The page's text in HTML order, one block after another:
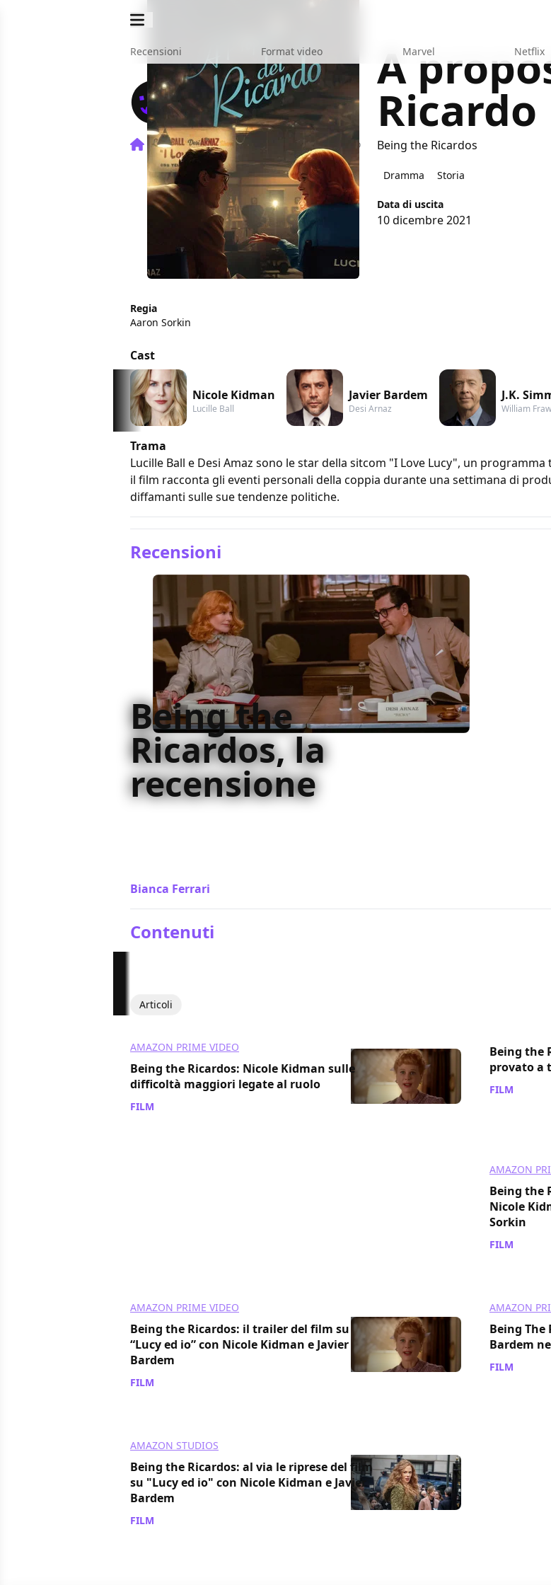
Recensioni Format video Marvel Netflix
Home Film A proposito dei Ricardo
A
Ricardo
Being the Ricardos
Dramma Storia
Data di uscita
10 dicembre 2021
Regia
Aaron Sorkin
Cast
Nicole Kidman
Lucille Ball
Javier Bardem
Desi Arnaz
J.K.
William
Trama
Lucille Ball e Desi Amaz sono le star della sitcom "I Love Lucy", un
il film racconta gli eventi personali della coppia durante una settimana di
diffamanti sulle sue tendenze politiche.
Recensioni
Being the
Ricardos, la
recensione
Bianca Ferrari
Contenuti
Articoli
AMAZON PRIME VIDEO
Being the Ricardos: Nicole Kidman sulle
difficoltà maggiori legate al ruolo
FILM
Being the
provato a
FILM
AMAZON
Being the
Nicole
Sorkin
FILM
AMAZON PRIME VIDEO
Being the Ricardos: il trailer del film su
“Lucy ed io” con Nicole Kidman e Javier
Bardem
FILM
AMAZON
Being The
Bardem
FILM
AMAZON STUDIOS
Being the Ricardos: al via le riprese del film
su "Lucy ed io" con Nicole Kidman e Javier
Bardem
FILM